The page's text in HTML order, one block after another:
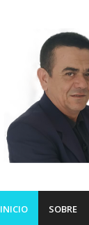
INICIO SOBRE